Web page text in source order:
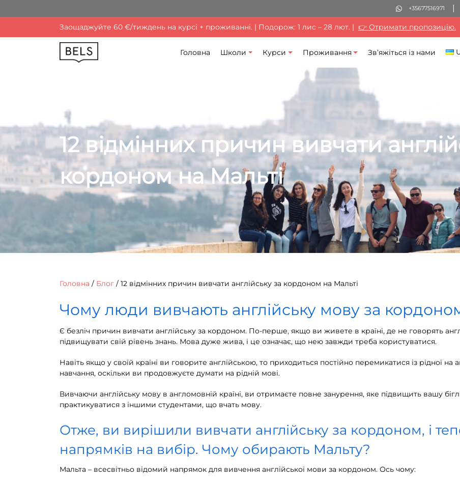
+35677516971
Заощаджуйте 60 €/тиждень на курсі + проживанні. | Подорож: 1 лис – 28 лют. | 👉 Отримати пропозицію.
Головна Школи Курси Проживання Зв’яжіться із нами
12 відмінних причин вивчати
кордоном на Мальті
Головна / Блог / 12 відмінних причин вивчати англійську за кордоном на Мальті
Чому люди вивчають англійську мову за
Є безліч причин вивчати англійську за кордоном. По-перше, якщо ви живете в країні, де не говорять
підвищувати свій рівень знань. Мова дуже жива, і це означає, що нею завжди треба користуватися.
Навіть якщо у своїй країні ви говорите англійською, то приходиться постійно перемикатися із рідної
навчання, оскільки ви продовжуєте думати на рідній мові.
Вивчаючи англійську мову в англомовній країні, ви отримаєте повне занурення, яке підвищить вашу
практикуватися з іншими студентами, що вчать мову.
Отже, ви вирішили вивчати англійську за кордоном, і
напрямків на вибір. Чому обирають Мальту?
Мальта – всесвітньо відомий напрямок для вивчення англійської мови за кордоном. Ось чому: